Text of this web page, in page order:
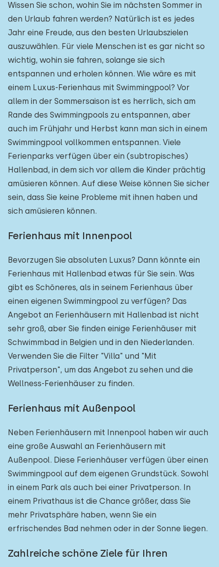
Wissen Sie schon, wohin Sie im nächsten Sommer in
den Urlaub fahren werden? Natürlich ist es jedes
Jahr eine Freude, aus den besten Urlaubszielen
auszuwählen. Für viele Menschen ist es gar nicht so
wichtig, wohin sie fahren, solange sie sich
entspannen und erholen können. Wie wäre es mit
einem Luxus-Ferienhaus mit Swimmingpool? Vor
allem in der Sommersaison ist es herrlich, sich am
Rande des Swimmingpools zu entspannen, aber
auch im Frühjahr und Herbst kann man sich in einem
Swimmingpool vollkommen entspannen. Viele
Ferienparks verfügen über ein (subtropisches)
Hallenbad, in dem sich vor allem die Kinder prächtig
amüsieren können. Auf diese Weise können Sie sicher
sein, dass Sie keine Probleme mit ihnen haben und
sich amüsieren können.
Ferienhaus mit Innenpool
Bevorzugen Sie absoluten Luxus? Dann könnte ein
Ferienhaus mit Hallenbad etwas für Sie sein. Was
gibt es Schöneres, als in seinem Ferienhaus über
einen eigenen Swimmingpool zu verfügen? Das
Angebot an Ferienhäusern mit Hallenbad ist nicht
sehr groß, aber Sie finden einige Ferienhäuser mit
Schwimmbad in Belgien und in den Niederlanden.
Verwenden Sie die Filter "Villa" und "Mit
Privatperson", um das Angebot zu sehen und die
Wellness-Ferienhäuser zu finden.
Ferienhaus mit Außenpool
Neben Ferienhäusern mit Innenpool haben wir auch
eine große Auswahl an Ferienhäusern mit
Außenpool. Diese Ferienhäuser verfügen über einen
Swimmingpool auf dem eigenen Grundstück. Sowohl
in einem Park als auch bei einer Privatperson. In
einem Privathaus ist die Chance größer, dass Sie
mehr Privatsphäre haben, wenn Sie ein
erfrischendes Bad nehmen oder in der Sonne liegen.
Zahlreiche schöne Ziele für Ihren